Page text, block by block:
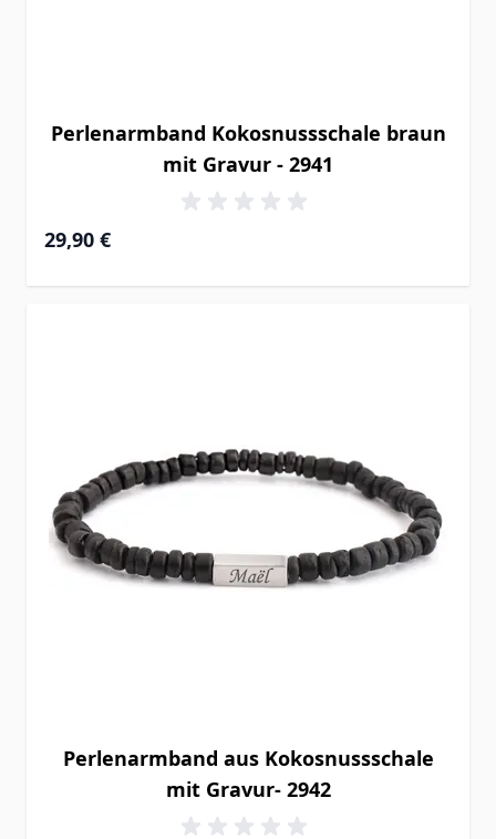
Perlenarmband Kokosnussschale braun
mit Gravur - 2941
29,90 €
Perlenarmband aus Kokosnussschale
mit Gravur- 2942